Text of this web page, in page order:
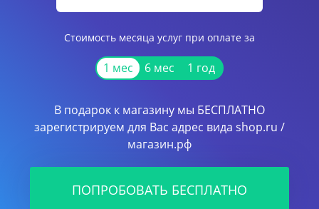
Стоимость месяца услуг при оплате за
1 мес 6 мес 1 год
В подарок к магазину мы БЕСПЛАТНО
зарегистрируем для Вас адрес вида shop.ru /
магазин.рф
ПОПРОБОВАТЬ БЕСПЛАТНО